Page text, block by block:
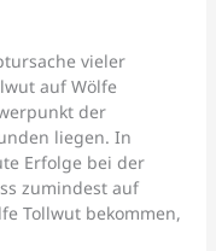
vieler
auf Wölfe
der
liegen. In
Erfolge bei der
zumindest auf
Tollwut bekommen,